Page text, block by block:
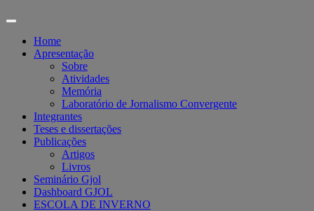
Toggle
search
field
Home
Apresentação
Sobre
Atividades
Memória
Laboratório de Jornalismo Convergente
Integrantes
Teses e dissertações
Publicações
Artigos
Livros
Seminário Gjol
Dashboard GJOL
ESCOLA DE INVERNO